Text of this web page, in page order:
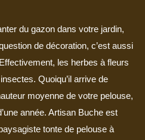
du gazon dans votre jardin,
de décoration, c’est aussi
les herbes à fleurs
Quoiqu’il arrive de
moyenne de votre pelouse,
année. Artisan Buche est
tonte de pelouse à